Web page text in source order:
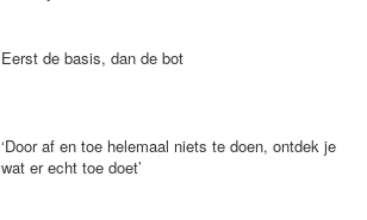
Eerst de basis, dan de bot
‘Door af en toe helemaal niets te doen, ontdek je
wat er echt toe doet’